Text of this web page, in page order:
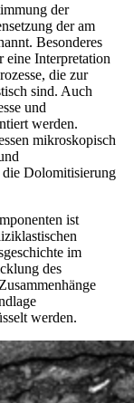
der
der am
Besonderes
eine Interpretation
die zur
sind. Auch
und
werden.
mikroskopisch
die Dolomitisierung
ist
im
des
werden.